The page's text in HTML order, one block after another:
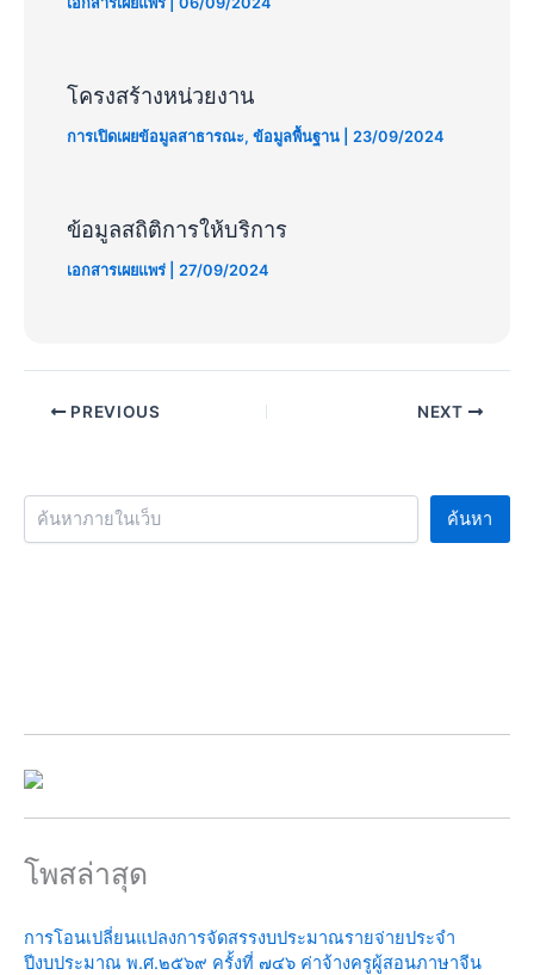
โครงสร้างหน่วยงาน
การเปิดเผยข้อมูลสาธารณะ,ข้อมูลพื้นฐาน |23/09/2024
ข้อมูลสถิติการให้บริการ
เอกสารเผยแพร่ |27/09/2024
PREVIOUS NEXT
ค้นหา
โพสล่าสุด
การโอนเปลี่ยนแปลงการจัดสรรงบประมาณรายจ่ายประจำ
ปีงบประมาณ พ.ศ.๒๕๖๙ ครั้งที่ ๗๔๖ ค่าจ้างครูผู้สอนภาษาจีน